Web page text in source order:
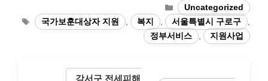
Categories
Uncategorized
Tags국가보훈대상자 지원 , 복지 , 서울특별시 구로구
,
정부서비스
, 지원사업
강서구 전세피해